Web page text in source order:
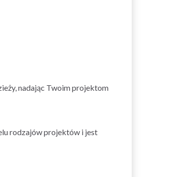
nadając Twoim projektom
rodzajów projektów i jest